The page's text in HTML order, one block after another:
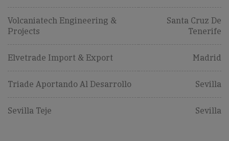
Volcaniatech Engineering &
Projects
Santa Cruz De
Tenerife
Elvetrade Import & Export Madrid
Triade Aportando Al Desarrollo Sevilla
Sevilla Teje Sevilla